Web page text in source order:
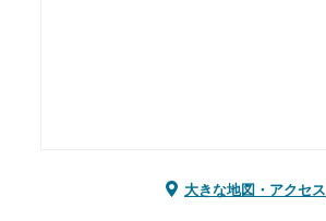
大きな地図・アクセス